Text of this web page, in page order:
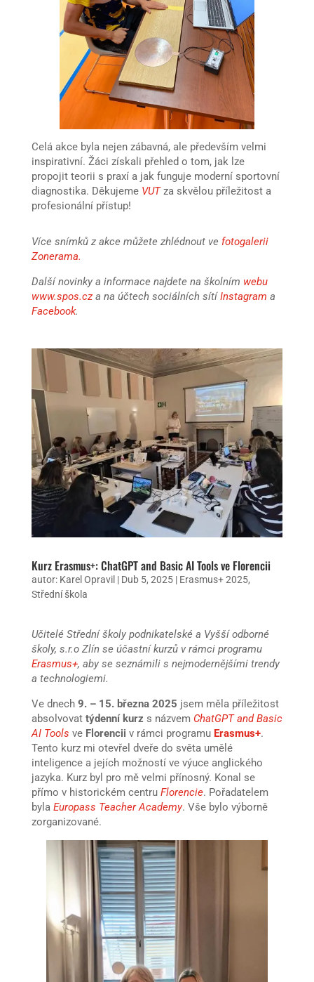
Celá akce byla nejen zábavná, ale především velmi
inspirativní. Žáci získali přehled o tom, jak lze
propojit teorii s praxí a jak funguje moderní sportovní
diagnostika. Děkujeme VUTza skvělou příležitost a
profesionální přístup!
Více snímků z akce můžete zhlédnout ve fotogalerii
Zonerama.
Další novinky a informace najdete na školním webu
www.spos.cza na účtech sociálních sítíInstagram a
Facebook.
Kurz Erasmus+: ChatGPT and Basic AI Tools ve Florencii
autor: Karel Opravil | Dub 5, 2025| Erasmus+ 2025,
Střední škola
Učitelé Střední školy podnikatelské a Vyšší odborné
školy, s.r.o Zlín se účastní kurzů v rámci programu
Erasmus+, aby se seznámili s nejmodernějšími trendy
a technologiemi.
Ve dnech 9. – 15. března 2025 jsem měla příležitost
absolvovat týdenní kurz s názvem ChatGPT and Basic
AI Tools ve Florencii v rámci programu Erasmus+.
Tento kurz mi otevřel dveře do světa umělé
inteligence a jejích možností ve výuce anglického
jazyka. Kurz byl pro mě velmi přínosný. Konal se
přímo v historickém centru Florencie. Pořadatelem
byla Europass Teacher Academy. Vše bylo výborně
zorganizované.